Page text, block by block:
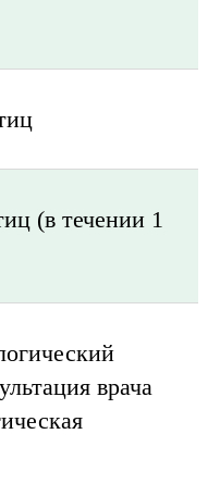
(в течении 1
врача